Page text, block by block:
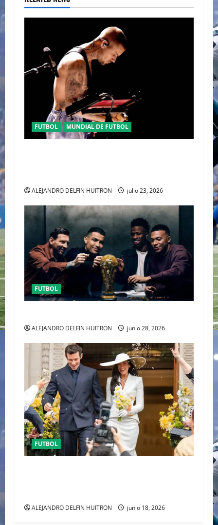
FUTBOL MUNDIAL DE FUTBOL
ALEJANDRO DELFIN HUITRON julio 23, 2026
FUTBOL
ALEJANDRO DELFIN HUITRON junio 28, 2026
FUTBOL
ALEJANDRO DELFIN HUITRON junio 18, 2026